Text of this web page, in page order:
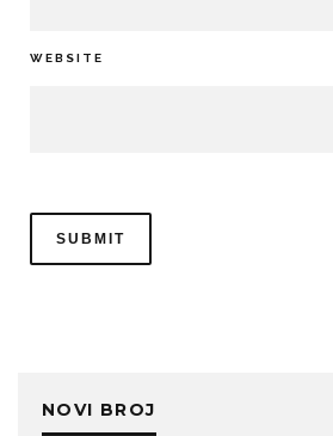
WEBSITE
NOVI BROJ